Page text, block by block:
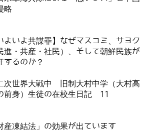
略
よいよ共謀罪】なぜマスコミ、サヨク
進・共産・社民）、そして朝鮮民族が
するのか？
次世界大戦中 旧制大村中学（大村高
前身）生徒の在校生日記 11
産凍結法」の効果が出ています